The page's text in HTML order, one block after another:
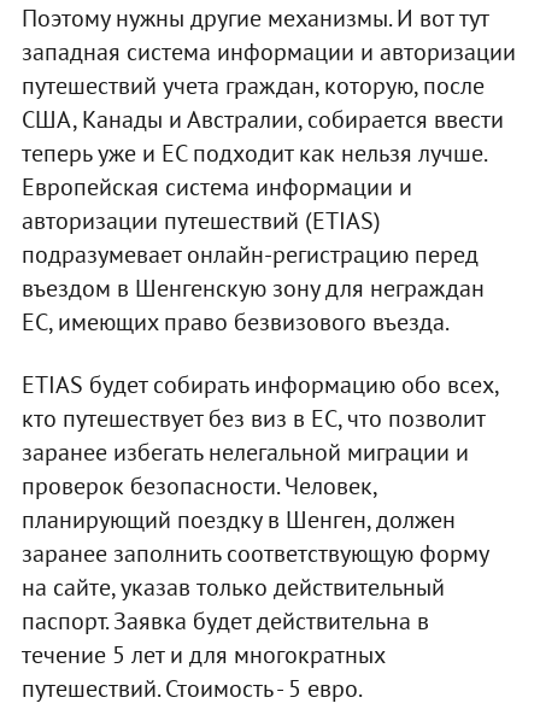
Поэтому нужны другие механизмы. И вот тут
западная система информации и авторизации
путешествий учета граждан, которую, после
США, Канады и Австралии, собирается ввести
теперь уже и ЕС подходит как нельзя лучше.
Европейская система информации и
авторизации путешествий (ETIAS)
подразумевает онлайн-регистрацию перед
въездом в Шенгенскую зону для неграждан
ЕС, имеющих право безвизового въезда.
ETIAS будет собирать информацию обо всех,
кто путешествует без виз в ЕС, что позволит
заранее избегать нелегальной миграции и
проверок безопасности. Человек,
планирующий поездку в Шенген, должен
заранее заполнить соответствующую форму
на сайте, указав только действительный
паспорт. Заявка будет действительна в
течение 5 лет и для многократных
путешествий. Стоимость - 5 евро.